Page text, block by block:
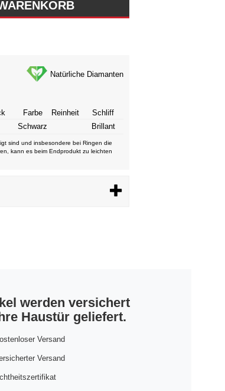
Natürliche Diamanten
Farbe Reinheit
Schliff
Schwarz Brillant
sind und insbesondere bei Ringen die
kann es beim Endprodukt zu leichten
werden versichert
Haustür geliefert.
Versand
Versand